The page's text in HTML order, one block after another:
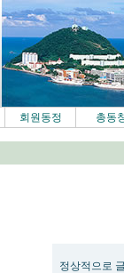
회원동정 총동
정상적으로